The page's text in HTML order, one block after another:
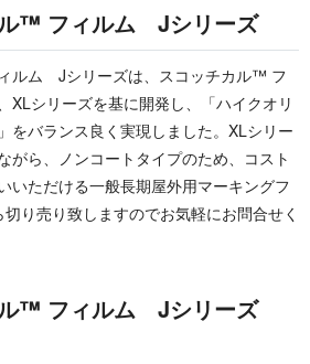
™ フィルム Jシリーズ
ルム Jシリーズは、スコッチカル™ フ
XLシリーズを基に開発し、「ハイクオリ
をバランス良く実現しました。XLシリー
がら、ノンコートタイプのため、コスト
いただける一般長期屋外用マーキングフ
り売り致しますのでお気軽にお問合せく
™ フィルム Jシリーズ